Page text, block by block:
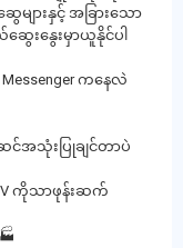
ျားနှင့် အခြားသော
နွေးမှာယူနိုင်ပါ
ကနေလဲ
ဆင်အသုံးပြုချင်တာပဲ
ကိုသာဖုန်းဆက်